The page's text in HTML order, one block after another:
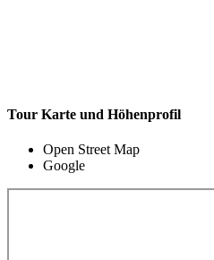
Tour Karte und Höhenprofil
Open Street Map
Google